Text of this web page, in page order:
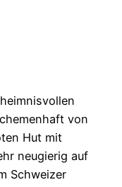
von
Hut mit
neugierig auf
Schweizer